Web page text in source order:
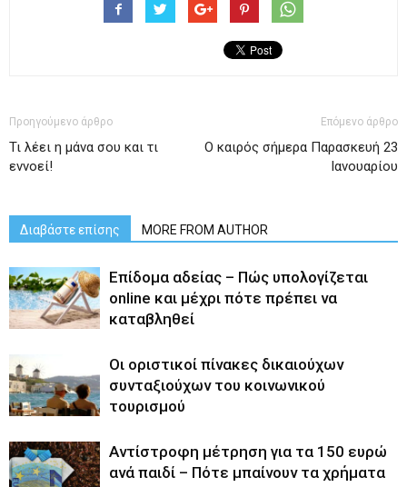
Προηγούμενο άρθρο
Τι λέει η μάνα σου και τι
εννοεί!
Επόμενο άρθρο
Ο καιρός σήμερα Παρασκευή 23
Ιανουαρίου
Διαβάστε επίσης MORE FROM AUTHOR
Επίδομα αδείας – Πώς υπολογίζεται
online και μέχρι πότε πρέπει να
καταβληθεί
Οι οριστικοί πίνακες δικαιούχων
συνταξιούχων του κοινωνικού
τουρισμού
Αντίστροφη μέτρηση για τα 150 ευρώ
ανά παιδί – Πότε μπαίνουν τα χρήματα